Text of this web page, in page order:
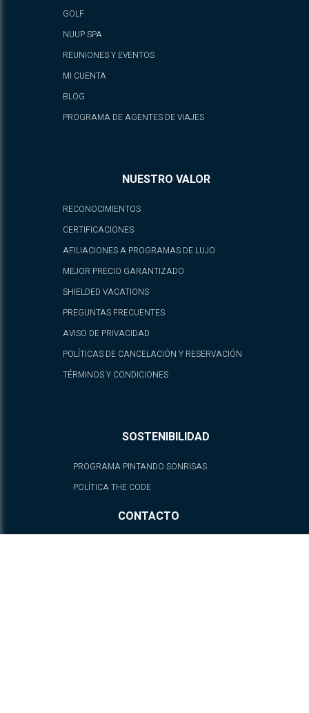
GOLF
NUUP SPA
REUNIONES Y EVENTOS
MI CUENTA
BLOG
PROGRAMA DE AGENTES DE VIAJES
NUESTRO VALOR
RECONOCIMIENTOS
CERTIFICACIONES
AFILIACIONES A PROGRAMAS DE LUJO
MEJOR PRECIO GARANTIZADO
SHIELDED VACATIONS
PREGUNTAS FRECUENTES
AVISO DE PRIVACIDAD
POLÍTICAS DE CANCELACIÓN Y RESERVACIÓN
TÉRMINOS Y CONDICIONES
SOSTENIBILIDAD
PROGRAMA PINTANDO SONRISAS
POLÍTICA THE CODE
CONTACTO